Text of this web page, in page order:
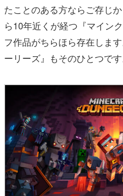
たことのある方ならご存じ
ら10年近くが経つ『マイン
フ作品がちらほら存在しま
ーリーズ』もそのひとつです